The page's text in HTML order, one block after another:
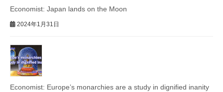
Economist: Japan lands on the Moon
2024年1月31日
Economist: Europe’s monarchies are a study in dignified inanity